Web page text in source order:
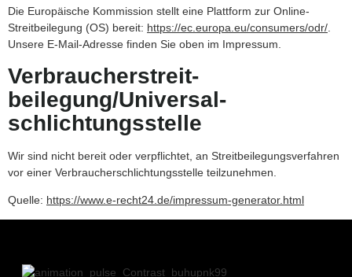
Die Europäische Kommission stellt eine Plattform zur Online-
Streitbeilegung (OS) bereit: https://ec.europa.eu/consumers/odr/
Unsere E-Mail-Adresse finden Sie oben im Impressum.
Verbraucher­streit­
beilegung/Universal­
schlichtungs­stelle
Wir sind nicht bereit oder verpflichtet, an Streitbeilegungsverfahren
vor einer Verbraucherschlichtungsstelle teilzunehmen.
Quelle: https://www.e-recht24.de/impressum-generator.html